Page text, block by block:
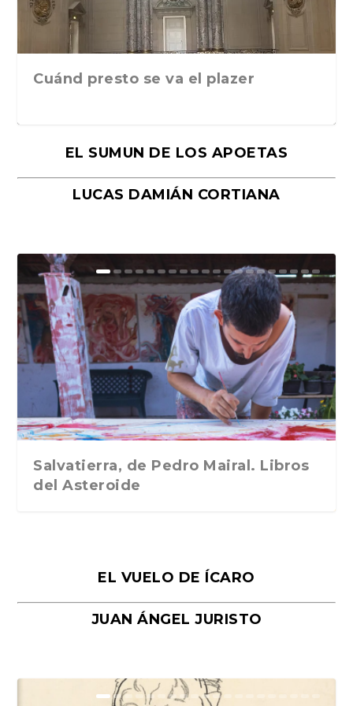
Cuánd presto se va el plazer
Moral, de Lyra Ekström Lindbäck.
Traducción de Car...
Revolución, de Hugo Gonçalves.
Libros del Asteroid...
«La música ha sido el gran amor de
mi vida». Esthe...
«El barman del Ritz», de Philippe
Collin. Traducci...
Mañanas de editorial, noches de
Bocaccio
EL SUMUN DE LOS APOETAS
LUCAS DAMIÁN CORTIANA
Salvatierra, de Pedro Mairal. Libros
del Asteroide
EL VUELO DE ÍCARO
JUAN ÁNGEL JURISTO